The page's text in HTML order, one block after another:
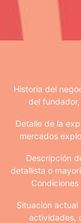
Historia del
del
Detalle de la
mercados
Descripción
detallista o
Situación actual
actividades,